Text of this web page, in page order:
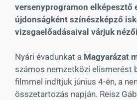
versenyprogramon elképesztő
újdonságként színészképző
vizsgaelőadásaival várjuk
Nyári évadunkat a Magyarázat
számos nemzetközi elismerést
filmmel indítjuk június 4-én, a
összetartozás napján. Reisz